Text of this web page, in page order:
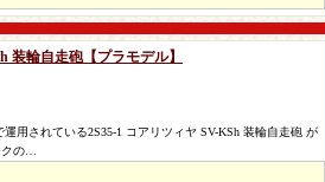
装輪自走砲【プラモデル】
用されている2S35-1 コアリツィヤ SV-KSh 装輪自走砲 が
の…